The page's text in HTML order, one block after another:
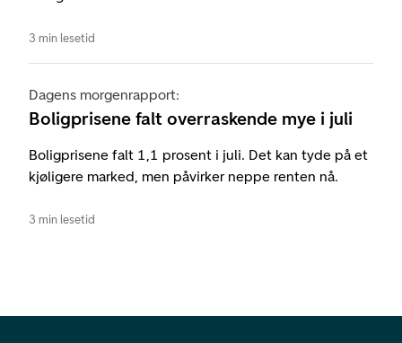
3 min lesetid
Dagens morgenrapport:
Boligprisene falt overraskende mye i juli
Boligprisene falt 1,1 prosent i juli. Det kan tyde på et
kjøligere marked, men påvirker neppe renten nå.
3 min lesetid